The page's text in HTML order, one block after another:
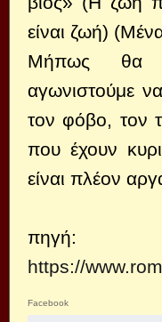
είναι ζωή)
Μήπως θα
αγωνιστούμε
τον φόβο, τον
που έχουν
είναι πλέον
πηγή:
https://
Facebook